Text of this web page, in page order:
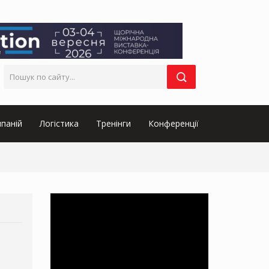
Логістика Тренінги Конференції